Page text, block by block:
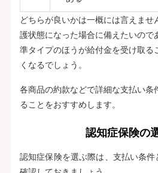
どちらが良いかは一概には言えま
護状態になった場合に備えたいので
準タイプのほうが給付金を受け取る
くなるでしょう。
各商品の約款などで詳細な支払い条
ることをおすすめします。
認知症保険の
認知症保険を選ぶ際は、支払い条